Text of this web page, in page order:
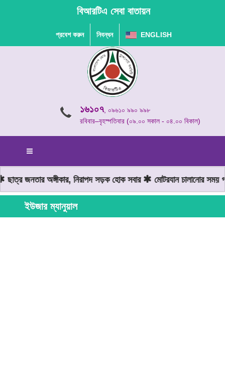
বিআরটিএ সেবা বাতায়ন
প্রবেশ করুন নিবন্ধন ENGLISH
১৬১০৭, ০৯৬১০ ৯৯০ ৯৯৮
রবিবার–বৃহস্পতিবার (০৯.০০ সকাল - ০৪.০০ বিকাল)
ছাত্র জনতার অঙ্গীকার, নিরাপদ সড়ক হোক সবার মোটরযান চালানোর সময়
ইউজার ম্যানুয়াল